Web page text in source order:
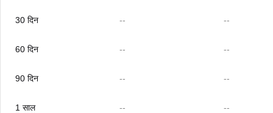
30 दिन -- --
60 दिन -- --
90 दिन -- --
1 साल -- --